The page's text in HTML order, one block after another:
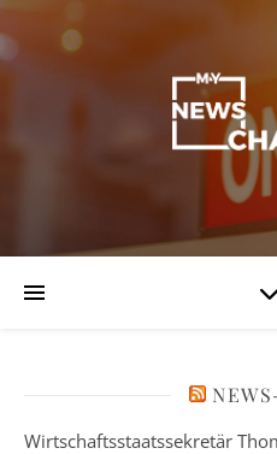
Wirtschaftsstaatssekretär